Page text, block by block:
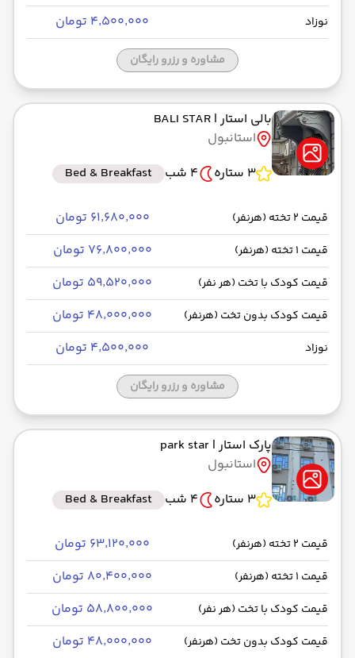
نوزاد ۴٬۵۰۰٬۰۰۰ تومان
مشاوره و رزرو رایگان
بالی استار| BALI STAR
استانبول
3 ستاره
4 شب Bed & Breakfast
قیمت 2 تخته (هرنفر) ۶۱٬۶۸۰٬۰۰۰ تومان
قیمت 1 تخته (هرنفر) ۷۶٬۸۰۰٬۰۰۰ تومان
قیمت کودک با تخت (هر نفر) ۵۹٬۵۲۰٬۰۰۰ تومان
قیمت کودک بدون تخت (هرنفر) ۴۸٬۰۰۰٬۰۰۰ تومان
نوزاد ۴٬۵۰۰٬۰۰۰ تومان
مشاوره و رزرو رایگان
پارک استار| park star
استانبول
3 ستاره
4 شب Bed & Breakfast
قیمت 2 تخته (هرنفر) ۶۳٬۱۲۰٬۰۰۰ تومان
قیمت 1 تخته (هرنفر) ۸۰٬۴۰۰٬۰۰۰ تومان
قیمت کودک با تخت (هر نفر) ۵۸٬۸۰۰٬۰۰۰ تومان
قیمت کودک بدون تخت (هرنفر) ۴۸٬۰۰۰٬۰۰۰ تومان